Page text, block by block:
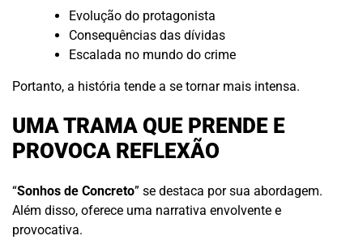
Evolução do protagonista
Consequências das dívidas
Escalada no mundo do crime
Portanto, a história tende a se tornar mais intensa.
UMA TRAMA QUE PRENDE E
PROVOCA REFLEXÃO
“Sonhos de Concreto” se destaca por sua abordagem.
Além disso, oferece uma narrativa envolvente e
provocativa.